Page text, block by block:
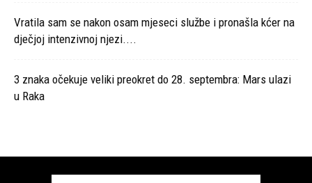
Vratila sam se nakon osam mjeseci službe i pronašla kćer na
dječjoj intenzivnoj njezi....
3 znaka očekuje veliki preokret do 28. septembra: Mars ulazi
u Raka